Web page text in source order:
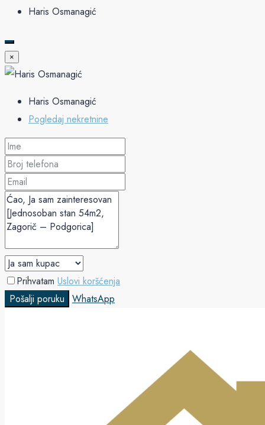
Haris Osmanagić
×
Haris Osmanagić
Pogledaj nekretnine
Prihvatam Uslovi koršćenja
Pošalji poruku
WhatsApp